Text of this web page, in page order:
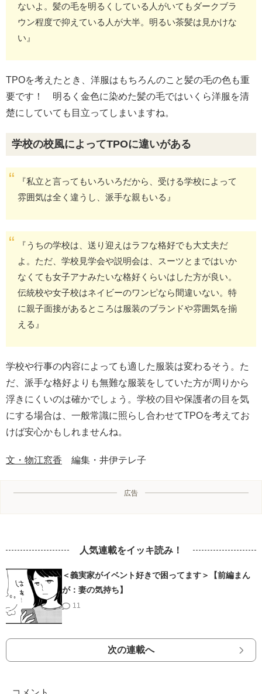
ないよ。髪の毛を明るくしている人がいてもダークブラ
ウン程度で抑えている人が大半。明るい茶髪は見かけな
い』
TPOを考えたとき、洋服はもちろんのこと髪の毛の色も重
要です！ 明るく金色に染めた髪の毛ではいくら洋服を清
楚にしていても目立ってしまいますね。
学校の校風によってTPOに違いがある
『私立と言ってもいろいろだから、受ける学校によって
雰囲気は全く違うし、派手な親もいる』
『うちの学校は、送り迎えはラフな格好でも大丈夫だ
よ。ただ、学校見学会や説明会は、スーツとまではいか
なくても女子アナみたいな格好くらいはした方が良い。
伝統校や女子校はネイビーのワンピなら間違いない。特
に親子面接があるところは服装のブランドや雰囲気を揃
える』
学校や行事の内容によっても適した服装は変わるそう。た
だ、派手な格好よりも無難な服装をしていた方が周りから
浮きにくいのは確かでしょう。学校の目や保護者の目を気
にする場合は、一般常識に照らし合わせてTPOを考えてお
けば安心かもしれませんね。
文・物江窓香 編集・井伊テレ子
広告
人気連載をイッキ読み！
＜義実家がイベント好きで困ってます＞【前編まん
が：妻の気持ち】
11
次の連載へ